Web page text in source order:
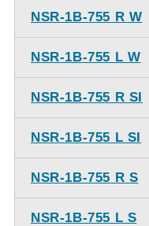
NSR-1B-755 R W
NSR-1B-755 L W
NSR-1B-755 R SI
NSR-1B-755 L SI
NSR-1B-755 R S
NSR-1B-755 L S